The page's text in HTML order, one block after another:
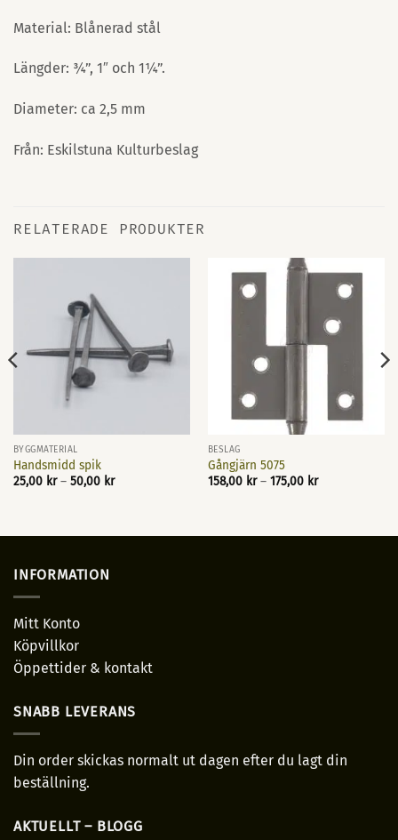
Material: Blånerad stål
Längder: ¾”, 1″ och 1¼”.
Diameter: ca 2,5 mm
Från: Eskilstuna Kulturbeslag
RELATERADE PRODUKTER
BYGGMATERIAL
Handsmidd spik
25,00 kr – 50,00 krPrisintervall:
BESLAG
Gångjärn 5075
158,00 kr – 175,00 krPrisintervall:
INFORMATION
Mitt Konto
Köpvillkor
Öppettider & kontakt
SNABB LEVERANS
Din order skickas normalt ut dagen efter du lagt din
beställning.
AKTUELLT – BLOGG